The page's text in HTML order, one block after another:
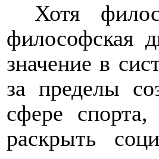
Хотя
философская
значение в
за пределы
сфере
раскрыть